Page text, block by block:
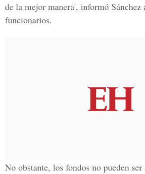
de la mejor manera', informó Sánchez
funcionarios.
No obstante, los fondos no pueden ser